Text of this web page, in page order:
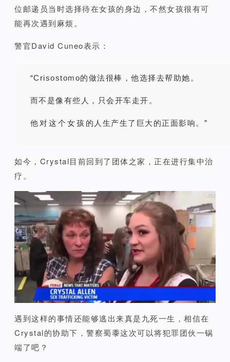
位邮递员当时选择待在女孩的身边，不然女孩很有可
能再次遇到麻烦。
警官David Cuneo表示：
“Crisostomo的做法很棒，他选择去帮助她。
而不是像有些人，只会开车走开。
他对这个女孩的人生产生了巨大的正面影响。”
如今，Crystal目前回到了团体之家，正在进行集中治
疗。
遇到这样的事情还能够逃出来真是九死一生，相信在
Crystal的协助下，警察蜀黍这次可以将犯罪团伙一锅
端了吧？